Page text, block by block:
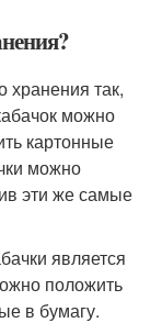
хранения так,
можно
картонные
можно
эти же самые
является
положить
в бумагу.